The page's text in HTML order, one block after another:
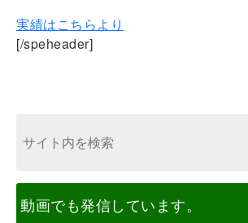
実績はこちらより
[/speheader]
動画でも発信しています。